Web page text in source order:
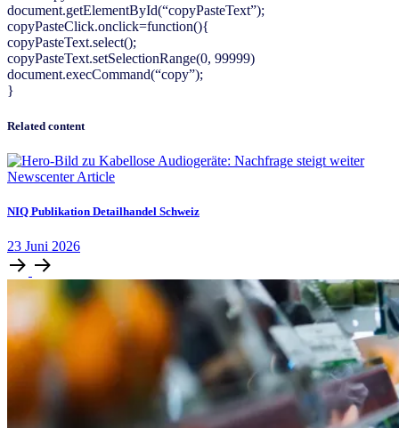
document.getElementById(“copyPasteText”);
copyPasteClick.onclick=function(){
copyPasteText.select();
copyPasteText.setSelectionRange(0, 99999)
document.execCommand(“copy”);
}
Related content
Newscenter Article
NIQ Publikation Detailhandel Schweiz
23 Juni 2026